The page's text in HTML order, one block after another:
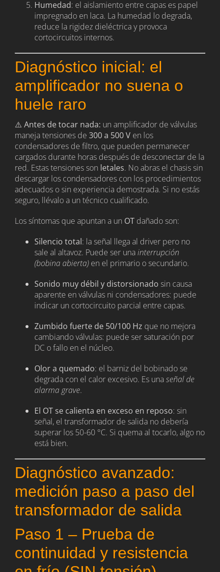
Humedad: el aislamiento entre capas es papel
impregnado en laca. La humedad lo degrada,
reduce la rigidez dieléctrica y provoca
cortocircuitos internos.
Diagnóstico inicial: el
amplificador no suena o
huele raro
⚠️ Antes de tocar nada: un amplificador de válvulas
maneja tensiones de 300 a 500 Ven los
condensadores de filtro, que pueden permanecer
cargados durante horas después de desconectar de la
red. Estas tensiones son letales. No abras el chasis sin
descargar los condensadores con los procedimientos
adecuados o sin experiencia demostrada. Si no estás
seguro, llévalo a un técnico cualificado.
Los síntomas que apuntan a un OTdañado son:
Silencio total: la señal llega al driver pero no
sale al altavoz. Puede ser unainterrupción
(bobina abierta)en el primario o secundario.
Sonido muy débil y distorsionado sin causa
aparente en válvulas ni condensadores: puede
indicar un cortocircuito parcial entre capas.
Zumbido fuerte de 50/100 Hz que no mejora
cambiando válvulas: puede ser saturación por
DC o fallo en el núcleo.
Olor a quemado: el barniz del bobinado se
degrada con el calor excesivo. Es unaseñal de
alarma grave.
El OT se calienta en exceso en reposo: sin
señal, el transformador de salida no debería
superar los 50-60 °C. Si quema al tocarlo, algo no
está bien.
Diagnóstico avanzado:
medición paso a paso del
transformador de salida
Paso 1 – Prueba de
continuidad y resistencia